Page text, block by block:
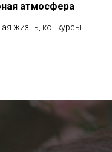
атмосфера
жизнь, конкурсы